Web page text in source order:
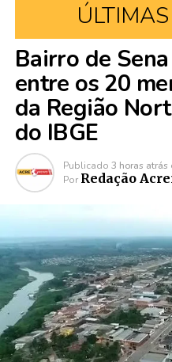
Bairro de
entre os 20
da Região
do IBGE
Publicado 3 horas atrás
Por Redação